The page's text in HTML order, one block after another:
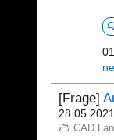
[Frage]
CAD